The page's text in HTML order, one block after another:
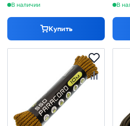
В наличии
Купить
В